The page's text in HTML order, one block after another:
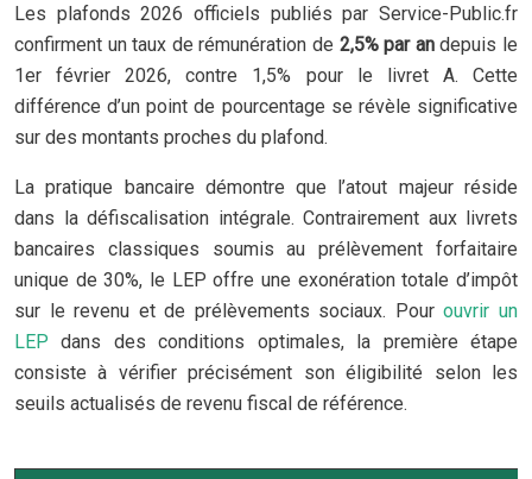
Les plafonds 2026 officiels publiés par Service-Public.fr
confirment un taux de rémunération de 2,5% par andepuis le
1er février 2026, contre 1,5% pour le livret A. Cette
différence d’un point de pourcentage se révèle significative
sur des montants proches du plafond.
La pratique bancaire démontre que l’atout majeur réside
dans la défiscalisation intégrale. Contrairement aux livrets
bancaires classiques soumis au prélèvement forfaitaire
unique de 30%, le LEP offre une exonération totale d’impôt
sur le revenu et de prélèvements sociaux. Pourouvrir un
LEP dans des conditions optimales, la première étape
consiste à vérifier précisément son éligibilité selon les
seuils actualisés de revenu fiscal de référence.